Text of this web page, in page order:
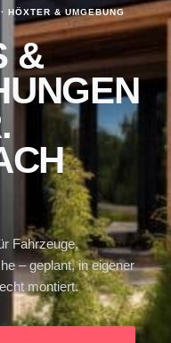
HÖXTER & UMGEBUNG
&
Fahrzeuge,
– geplant, in eigener
montiert.